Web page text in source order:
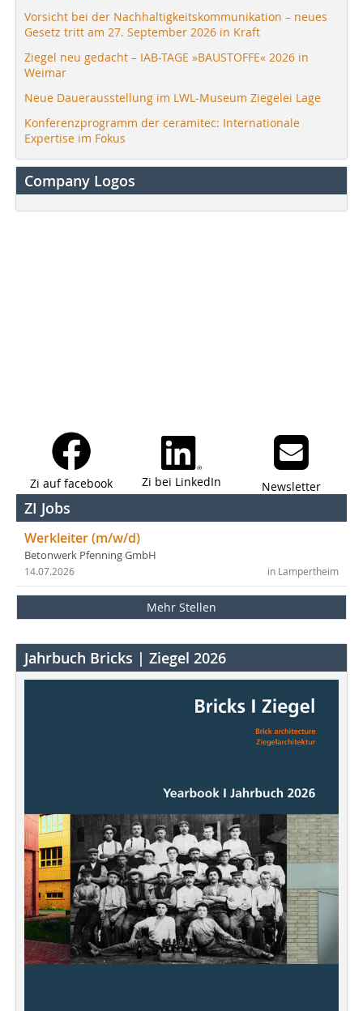
Vorsicht bei der Nachhaltigkeitskommunikation – neues
Gesetz tritt am 27. September 2026 in Kraft
Ziegel neu gedacht – IAB-TAGE »BAUSTOFFE« 2026 in
Weimar
Neue Dauerausstellung im LWL-Museum Ziegelei Lage
Konferenzprogramm der ceramitec: Internationale
Expertise im Fokus
Company Logos
Zi auf facebook Zi bei LinkedIn Newsletter
ZI Jobs
Werkleiter (m/w/d)
Betonwerk Pfenning GmbH
in Lampertheim
14.07.2026
Mehr Stellen
Jahrbuch Bricks | Ziegel 2026